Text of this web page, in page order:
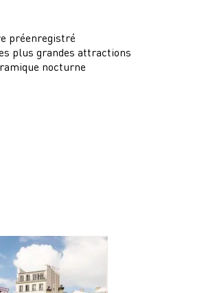
préenregistré
plus grandes attractions
nocturne